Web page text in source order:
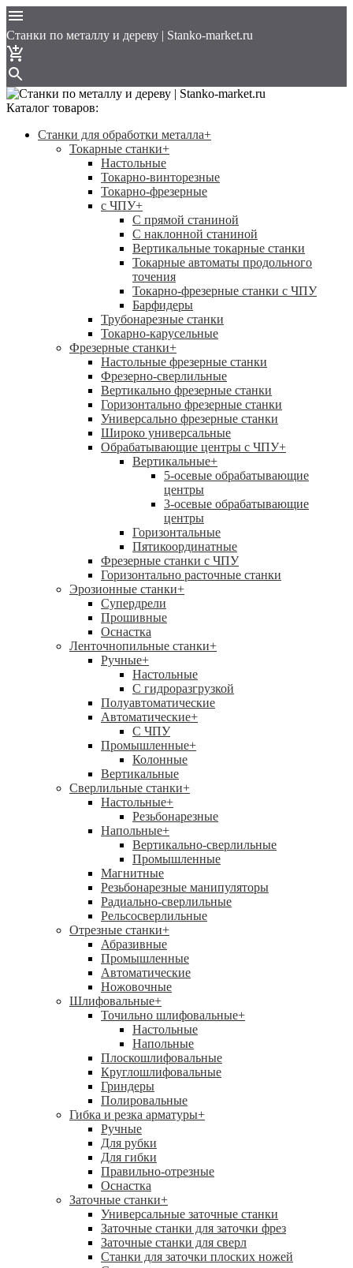
Cтанки по металлу и дереву | Stanko-market.ru
Каталог товаров:
Станки для обработки металла+
Токарные станки+
Настольные
Токарно-винторезные
Токарно-фрезерные
с ЧПУ+
С прямой станиной
C наклонной станиной
Вертикальные токарные станки
Токарные автоматы продольного
точения
Токарно-фрезерные станки с ЧПУ
Барфидеры
Трубонарезные станки
Токарно-карусельные
Фрезерные станки+
Настольные фрезерные станки
Фрезерно-сверлильные
Вертикально фрезерные станки
Горизонтально фрезерные станки
Универсально фрезерные станки
Широко универсальные
Обрабатывающие центры с ЧПУ+
Вертикальные+
5-осевые обрабатывающие
центры
3-осевые обрабатывающие
центры
Горизонтальные
Пятикоординатные
Фрезерные станки с ЧПУ
Горизонтально расточные станки
Эрозионные станки+
Супердрели
Прошивные
Оснастка
Ленточнопильные станки+
Ручные+
Настольные
С гидроразгрузкой
Полуавтоматические
Автоматические+
С ЧПУ
Промышленные+
Колонные
Вертикальные
Сверлильные станки+
Настольные+
Резьбонарезные
Напольные+
Вертикально-сверлильные
Промышленные
Магнитные
Резьбонарезные манипуляторы
Радиально-сверлильные
Рельсосверлильные
Отрезные станки+
Абразивные
Промышленные
Автоматические
Ножовочные
Шлифовальные+
Точильно шлифовальные+
Настольные
Напольные
Плоскошлифовальные
Круглошлифовальные
Гриндеры
Полировальные
Гибка и резка арматуры+
Ручные
Для рубки
Для гибки
Правильно-отрезные
Оснастка
Заточные станки+
Универсальные заточные станки
Заточные станки для заточки фрез
Заточные станки для сверл
Станки для заточки плоских ножей